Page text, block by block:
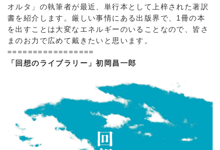
オルタ」の執筆者が最近、単行本として上梓された著訳
書を紹介します。厳しい事情にある出版界で、1冊の本
を出すことは大変なエネルギーのいることなので、皆さ
まのお力で広めて戴きたいと思います。
=================
「回想のライブラリー」初岡昌一郎